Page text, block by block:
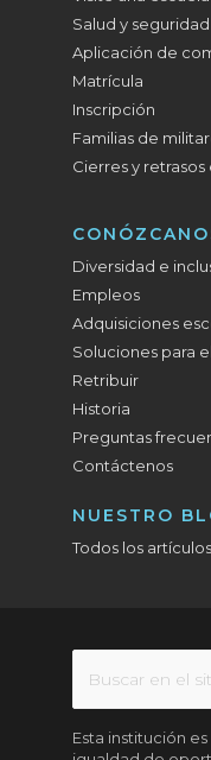
Salud y seguridad
Aplicación de
Matrícula
Inscripción
Familias de
Cierres y
Diversidad e
Empleos
Adquisiciones
Soluciones para
Retribuir
Historia
Preguntas
Contáctenos
NUESTRO
Todos los
Esta institución